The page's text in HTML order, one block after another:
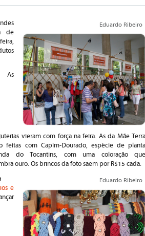
Eduardo Ribeiro
de
As
vieram com força na feira. As da Mãe Terra
feitas com Capim-Dourado, espécie de planta
do Tocantins, com uma coloração que
ouro. Os brincos da foto saem por R$15 cada.
Eduardo Ribeiro
e